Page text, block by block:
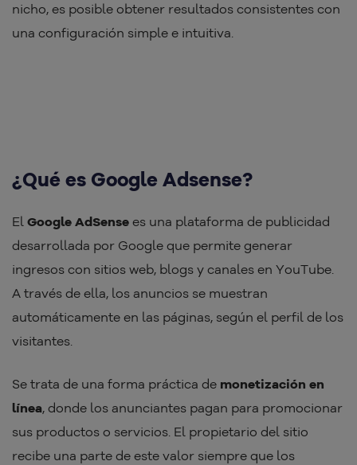
nicho, es posible obtener resultados consistentes con
una configuración simple e intuitiva.
¿Qué es Google Adsense?
El Google AdSense es una plataforma de publicidad
desarrollada por Google que permite generar
ingresos con sitios web, blogs y canales en YouTube.
A través de ella, los anuncios se muestran
automáticamente en las páginas, según el perfil de los
visitantes.
Se trata de una forma práctica de monetización en
línea, donde los anunciantes pagan para promocionar
sus productos o servicios. El propietario del sitio
recibe una parte de este valor siempre que los